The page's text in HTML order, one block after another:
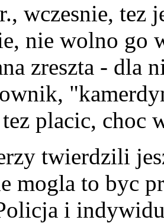
wczesnie, tez
nie wolno go
zreszta - dla
placic, choc
twierdzili
mogla to byc
i